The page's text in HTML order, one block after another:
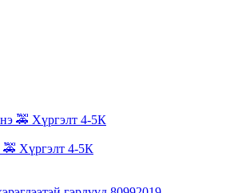
🚕 Хүргэлт 4-5К